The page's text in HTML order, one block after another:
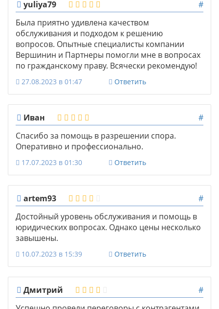
yuliya79
#
Была приятно удивлена качеством
обслуживания и подходом к решению
вопросов. Опытные специалисты компании
Вершинин и Партнеры помогли мне в вопросах
по гражданскому праву. Всячески рекомендую!
27.08.2023 в 01:47 Ответить
Иван
#
Спасибо за помощь в разрешении спора.
Оперативно и профессионально.
17.07.2023 в 01:30 Ответить
artem93
#
Достойный уровень обслуживания и помощь в
юридических вопросах. Однако цены несколько
завышены.
10.07.2023 в 15:39 Ответить
Дмитрий
#